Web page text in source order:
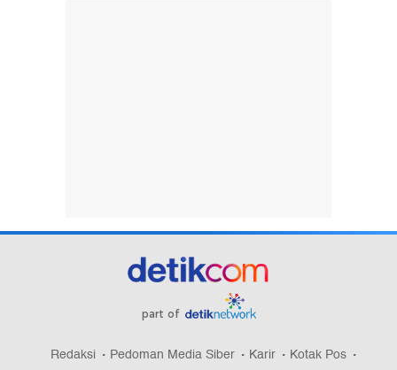
part of
Redaksi Pedoman Media Siber Karir
Kotak Pos